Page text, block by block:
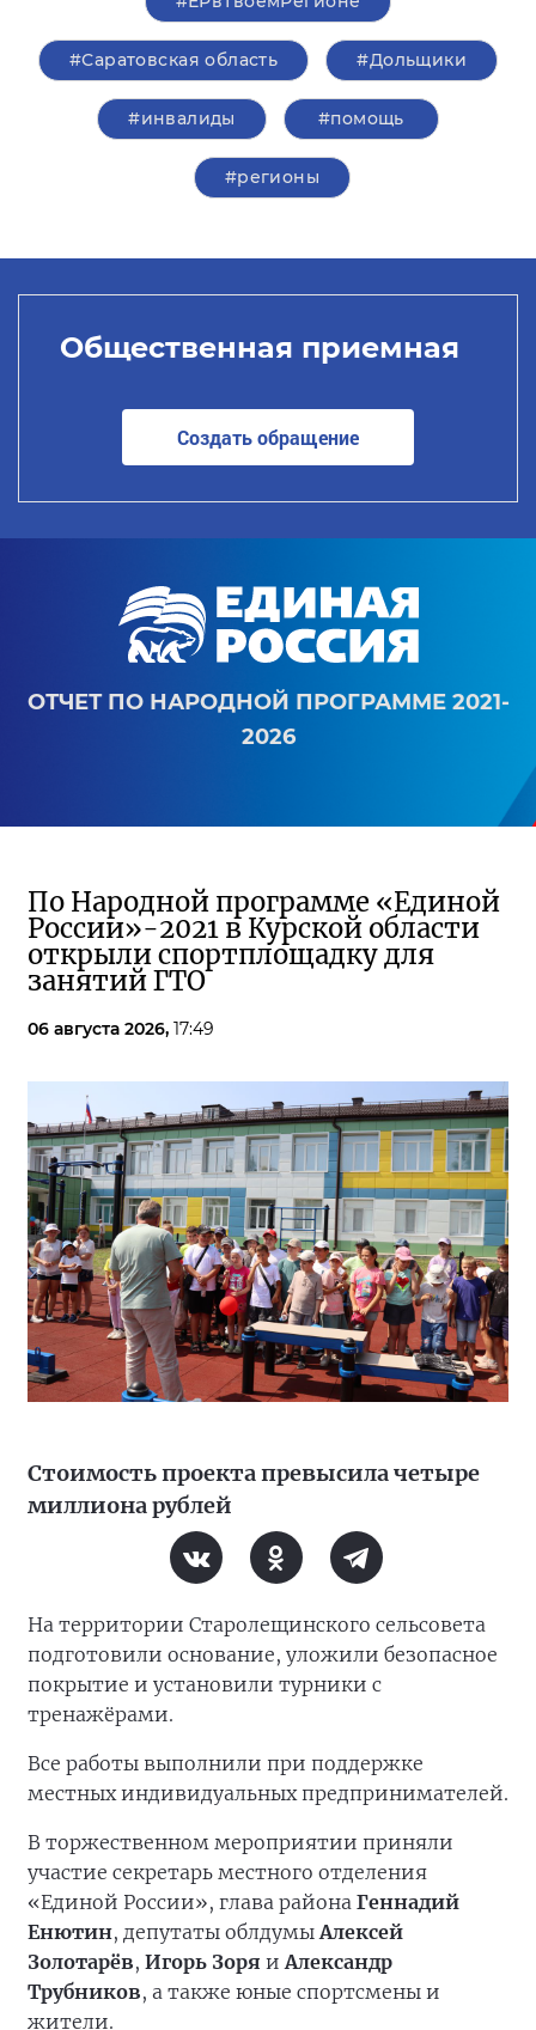
#Саратовская область #Дольщики
#инвалиды #помощь
#регионы
Общественная приемная
Создать обращение
ОТЧЕТ ПО НАРОДНОЙ ПРОГРАММЕ 2021-
2026
По Народной программе «Единой
России»-2021 в Курской области
открыли спортплощадку для
занятий ГТО
06 августа 2026, 17:49
Стоимость проекта превысила четыре
миллиона рублей
На территории Старолещинского сельсовета
подготовили основание, уложили безопасное
покрытие и установили турники с
тренажёрами.
Все работы выполнили при поддержке
местных индивидуальных предпринимателей.
В торжественном мероприятии приняли
участие секретарь местного отделения
«Единой России», глава района Геннадий
Енютин, депутаты облдумыАлексей
Золотарёв, Игорь Зоря иАлександр
Трубников, а также юные спортсмены и
жители.